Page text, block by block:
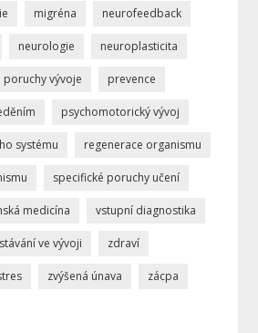
migréna neurofeedback
neurologie neuroplasticita
poruchy vývoje prevence
psychomotorický vývoj
systému regenerace organismu
specifické poruchy učení
medicína vstupní diagnostika
ve vývoji zdraví
zvýšená únava zácpa